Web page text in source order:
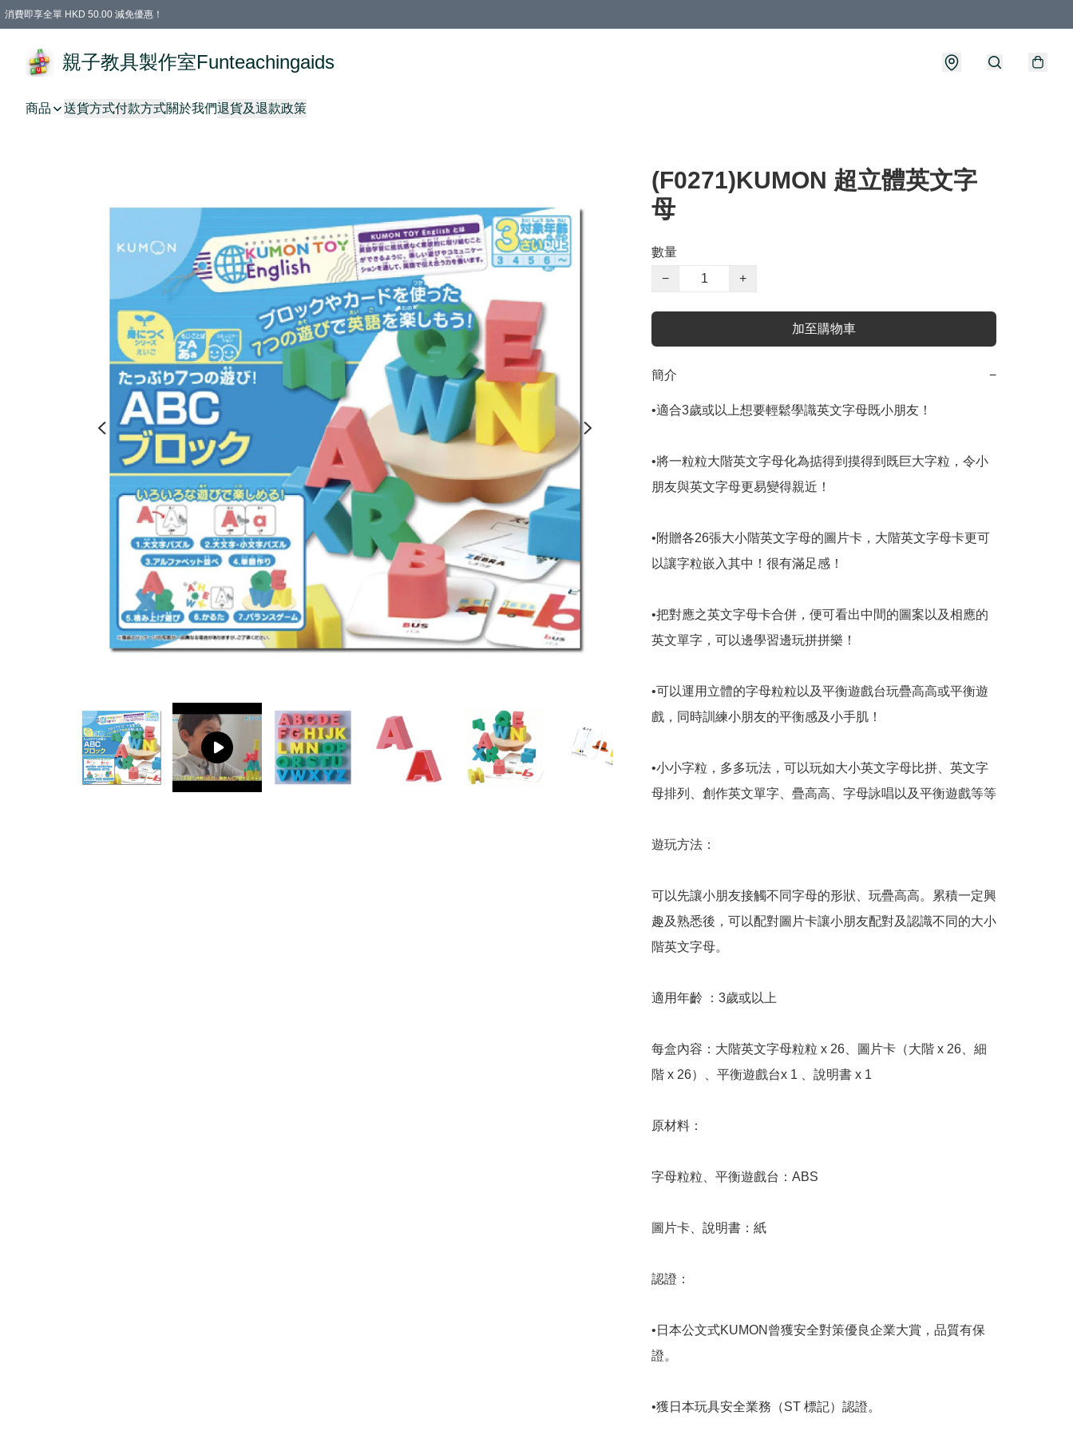
消費即享全單 HKD 50.00 減免優惠！
親子教具製作室Funteachingaids
商品 送貨方式付款方式關於我們退貨及退款政策
(F0271)KUMON 超立體英文字
母
數量
−
+
加至購物車
簡介 −
•適合3歲或以上想要輕鬆學識英文字母既小朋友！
•將一粒粒大階英文字母化為掂得到摸得到既巨大字粒，令小
朋友與英文字母更易變得親近！
•附贈各26張大小階英文字母的圖片卡，大階英文字母卡更可
以讓字粒嵌入其中！很有滿足感！
•把對應之英文字母卡合併，便可看出中間的圖案以及相應的
英文單字，可以邊學習邊玩拼拼樂！
•可以運用立體的字母粒粒以及平衡遊戲台玩疊高高或平衡遊
戲，同時訓練小朋友的平衡感及小手肌！
•小小字粒，多多玩法，可以玩如大小英文字母比拼、英文字
母排列、創作英文單字、疊高高、字母詠唱以及平衡遊戲等等
遊玩方法：
可以先讓小朋友接觸不同字母的形狀、玩疊高高。累積一定興
趣及熟悉後，可以配對圖片卡讓小朋友配對及認識不同的大小
階英文字母。
適用年齡 ：3歲或以上
每盒內容：大階英文字母粒粒 x 26、圖片卡（大階 x 26、細
階 x 26）、平衡遊戲台x 1 、說明書 x 1
原材料：
字母粒粒、平衡遊戲台：ABS
圖片卡、說明書：紙
認證：
•日本公文式KUMON曾獲安全對策優良企業大賞，品質有保
證。
•獲日本玩具安全業務（ST 標記）認證。